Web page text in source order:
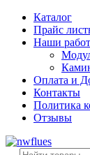
Каталог
Прайс
Наши
Оплата и
Контакты
Политика
Отзывы